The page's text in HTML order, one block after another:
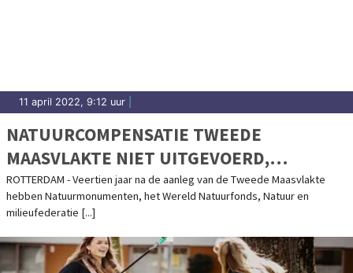
11 april 2022, 9:12 uur
NATUURCOMPENSATIE TWEEDE
MAASVLAKTE NIET UITGEVOERD,
NATUURORGANISATIES STAPPEN NAAR DE
RECHTER
ROTTERDAM - Veertien jaar na de aanleg van de Tweede Maasvlakte
hebben Natuurmonumenten, het Wereld Natuurfonds, Natuur en
milieufederatie [...]